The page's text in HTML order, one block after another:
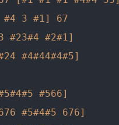
#4 3 #1]
67
#23#4 #2#1]
#4#44#4#5]
#566]
#5#4#5 676]